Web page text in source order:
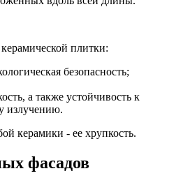
плитки:
безопасность;
а также устойчивость к
излучению.
керамики - ее хрупкость.
фасадов